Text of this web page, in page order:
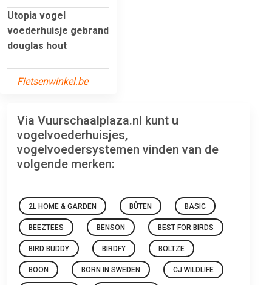
Utopia vogel
voederhuisje gebrand
douglas hout
Fietsenwinkel.be
Via Vuurschaalplaza.nl kunt u
vogelvoederhuisjes,
vogelvoedersystemen vinden van de
volgende merken:
2L HOME & GARDEN BÛTEN BASIC
BEEZTEES BENSON BEST FOR BIRDS
BIRD BUDDY BIRDFY BOLTZE
BOON BORN IN SWEDEN CJ WILDLIFE